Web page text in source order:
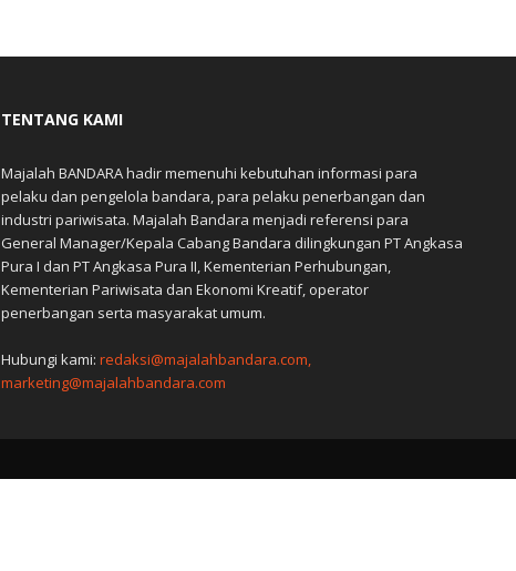
TENTANG KAMI
Majalah BANDARA hadir memenuhi kebutuhan informasi para
pelaku dan pengelola bandara, para pelaku penerbangan dan
industri pariwisata. Majalah Bandara menjadi referensi para
General Manager/Kepala Cabang Bandara dilingkungan PT Angkasa
Pura I dan PT Angkasa Pura II, Kementerian Perhubungan,
Kementerian Pariwisata dan Ekonomi Kreatif, operator
penerbangan serta masyarakat umum.
Hubungi kami: redaksi@majalahbandara.com,
marketing@majalahbandara.com